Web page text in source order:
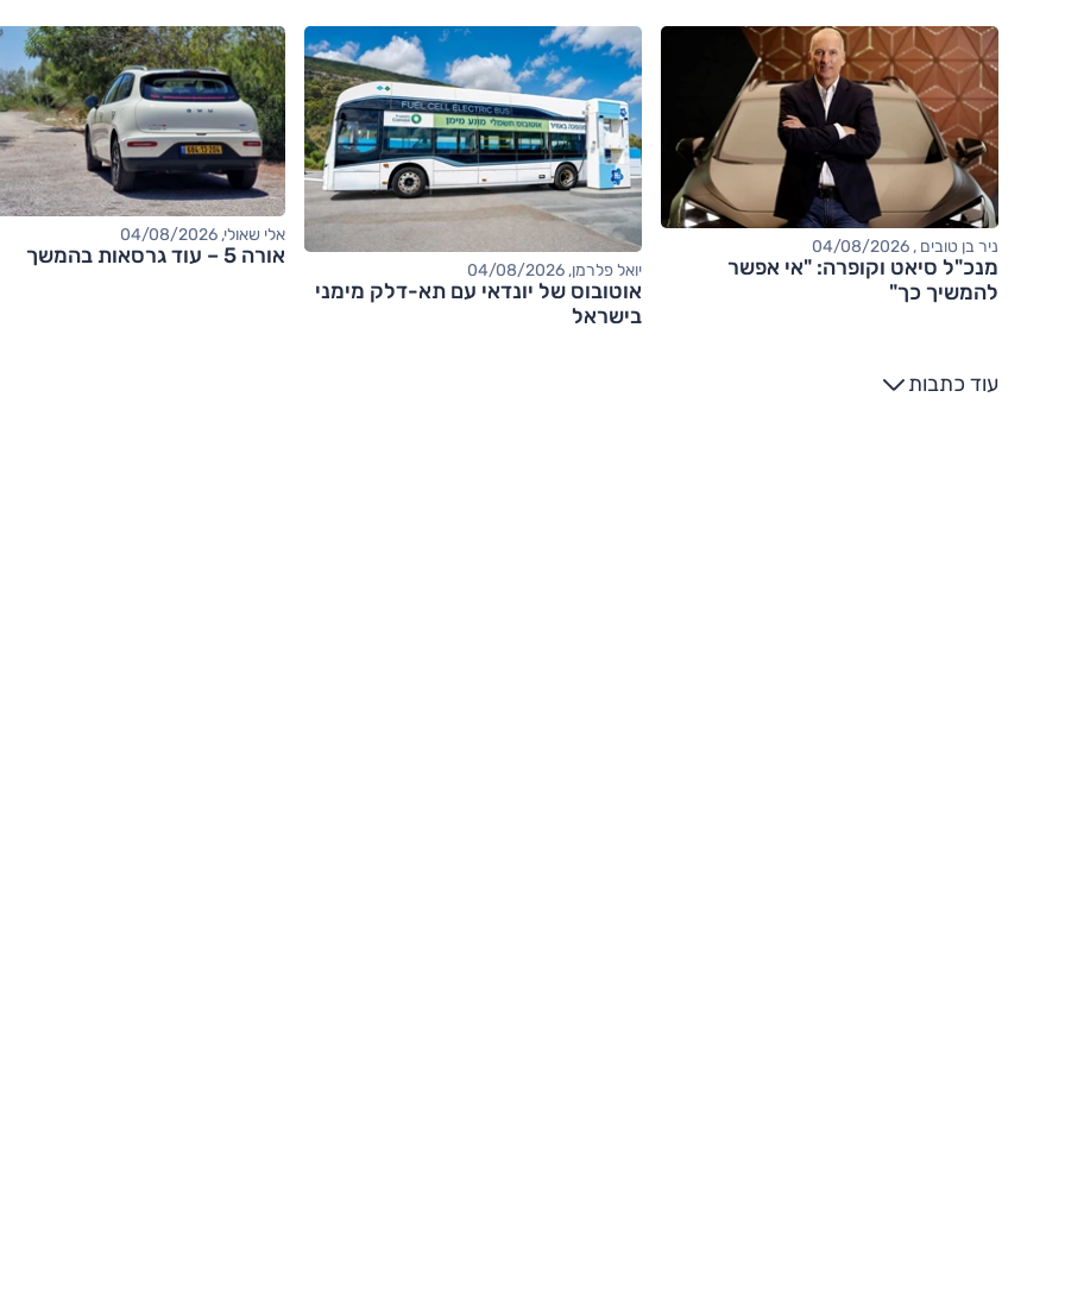
ניר בן טובים , 04/08/2026
מנכ"ל סיאט וקופרה: "אי אפשר
להמשיך כך"
יואל פלרמן, 04/08/2026
אוטובוס של יונדאי עם תא-דלק מימני
בישראל
אלי שאולי, 04/08/2026
אורה 5 – עוד גרסאות בהמשך
עוד כתבות